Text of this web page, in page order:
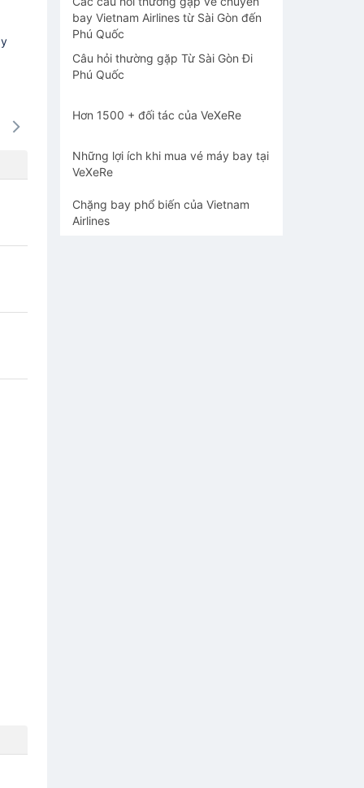
16/08
17/08
bay Vietnam Airlines từ Sài Gòn đến
Phú Quốc
Câu hỏi thường gặp Từ Sài Gòn Đi
Phú Quốc
Hơn 1500 + đối tác của VeXeRe
Những lợi ích khi mua vé máy bay tại
VeXeRe
Chặng bay phổ biến của Vietnam
Airlines